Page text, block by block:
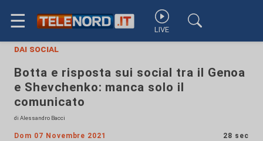
☰ LIVE
dai social
Botta e risposta sui social tra il Genoa
e Shevchenko: manca solo il
comunicato
di Alessandro Bacci
Dom 07 Novembre 2021 28 sec